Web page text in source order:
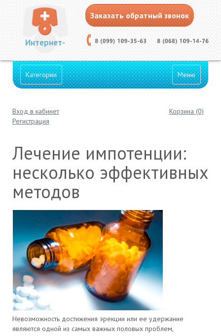
Интернет-
Аптека
Заказать обратный звонок
Категории Меню
Вход в кабинет
Регистрация
Корзина (0)
Лечение импотенции:
несколько эффективных
методов
Невозможность достижения эрекции или ее удержание
являются одной из самых важных половых проблем,